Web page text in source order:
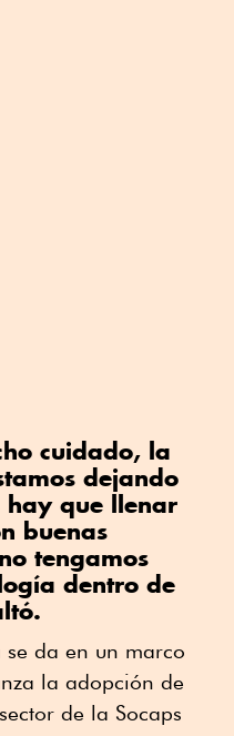
cuidado, la
dejando
hay que llenar
buenas
tengamos
dentro de
da en un marco
la adopción de
de la Socaps